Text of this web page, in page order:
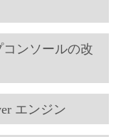
コンソールの改
エンジン